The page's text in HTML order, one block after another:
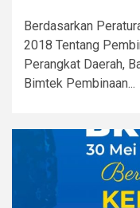
Berdasarkan
2018 Tentang
Perangkat Daerah,
Bimtek Pembinaan...